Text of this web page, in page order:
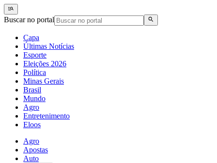
Buscar no portal
Capa
Últimas Notícias
Esporte
Eleições 2026
Política
Minas Gerais
Brasil
Mundo
Agro
Entretenimento
Eloos
Agro
Apostas
Auto